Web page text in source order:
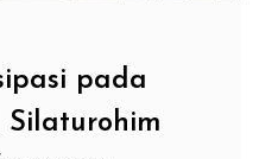
pada